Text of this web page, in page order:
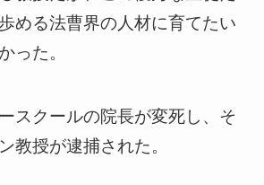
める法曹界の人材に育てたい
った。
スクールの院長が変死し、そ
教授が逮捕された。